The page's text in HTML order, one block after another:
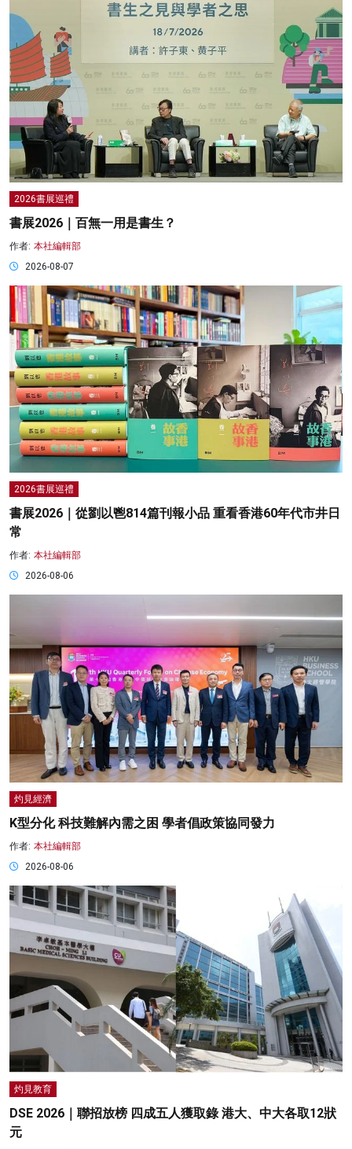
2026書展巡禮
書展2026｜百無一用是書生？
作者: 本社編輯部
2026-08-07
2026書展巡禮
書展2026｜從劉以鬯814篇刊報小品 重看香港60年代市井日
常
作者: 本社編輯部
2026-08-06
灼見經濟
K型分化 科技難解內需之困 學者倡政策協同發力
作者: 本社編輯部
2026-08-06
灼見教育
DSE 2026｜聯招放榜 四成五人獲取錄 港大、中大各取12狀
元